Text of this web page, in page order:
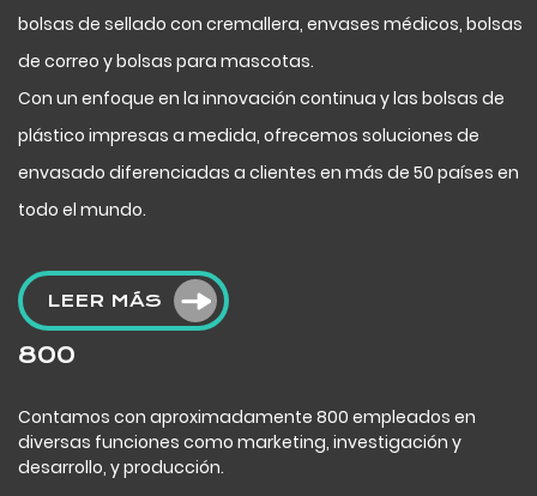
bolsas de sellado con cremallera, envases médicos, bolsas
de correo y bolsas para mascotas.
Con un enfoque en la innovación continua y las bolsas de
plástico impresas a medida, ofrecemos soluciones de
envasado diferenciadas a clientes en más de 50 países en
todo el mundo.
LEER MÁS
800
Contamos con aproximadamente 800 empleados en
diversas funciones como marketing, investigación y
desarrollo, y producción.